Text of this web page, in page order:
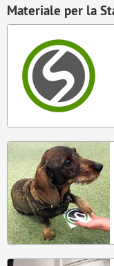
Materiale per la